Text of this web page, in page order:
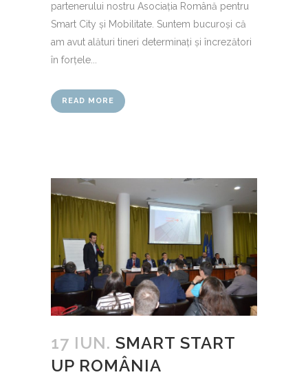
partenerului nostru Asociația Română pentru
Smart City și Mobilitate. Suntem bucuroși că
am avut alături tineri determinați și încrezători
în forțele...
READ MORE
17 IUN. SMART START
UP ROMÂNIA